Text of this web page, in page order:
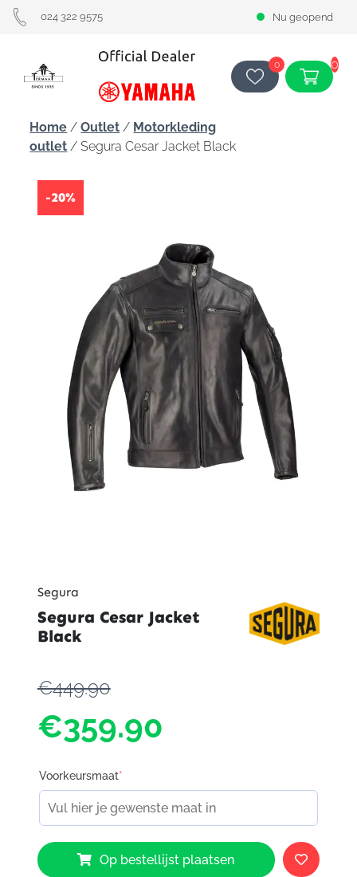
024 322 9575 Nu geopend
0 0
Home /Outlet / Motorkleding
outlet / Segura Cesar Jacket Black
-20%
Segura
Segura Cesar Jacket
Black
€449.90
€359.90
Voorkeursmaat*
Segura
Cesar
Op bestellijst plaatsen